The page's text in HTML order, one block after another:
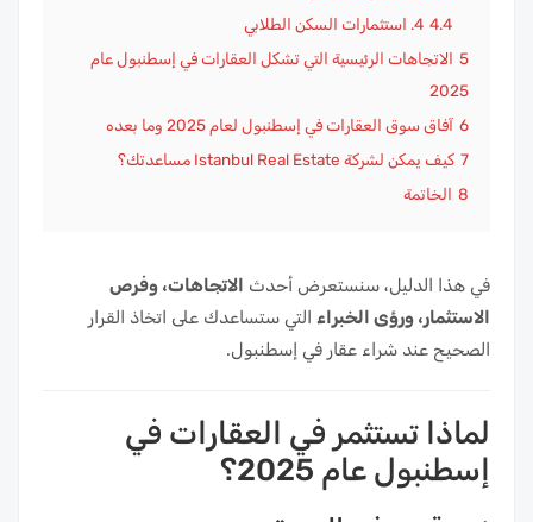
4.4 4. استثمارات السكن الطلابي
5 الاتجاهات الرئيسية التي تشكل العقارات في إسطنبول عام
2025
6 آفاق سوق العقارات في إسطنبول لعام 2025 وما بعده
7 كيف يمكن لشركة Istanbul Real Estate مساعدتك؟
8 الخاتمة
في هذا الدليل، سنستعرض أحدث الاتجاهات، وفرص
الاستثمار، ورؤى الخبراء التي ستساعدك على اتخاذ القرار
الصحيح عند شراء عقار في إسطنبول.
لماذا تستثمر في العقارات في
إسطنبول عام 2025؟